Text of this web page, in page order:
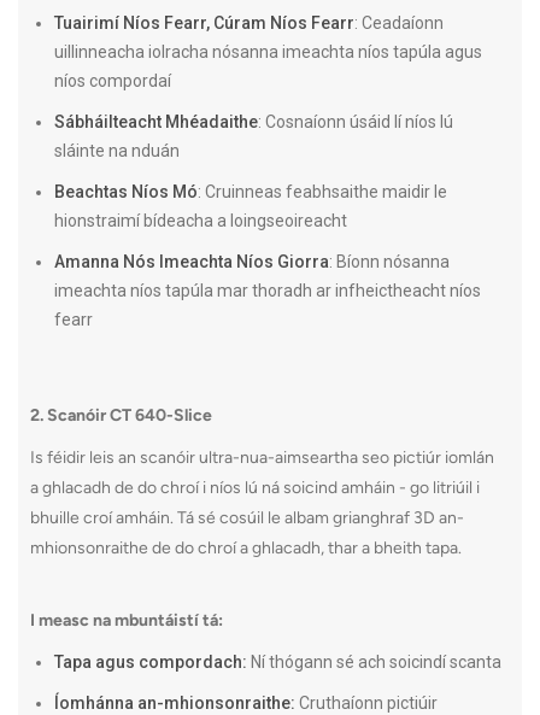
Tuairimí Níos Fearr, Cúram Níos Fearr: Ceadaíonn
uillinneacha iolracha nósanna imeachta níos tapúla agus
níos compordaí
Sábháilteacht Mhéadaithe: Cosnaíonn úsáid lí níos lú
sláinte na nduán
Beachtas Níos Mó: Cruinneas feabhsaithe maidir le
hionstraimí bídeacha a loingseoireacht
Amanna Nós Imeachta Níos Giorra: Bíonn nósanna
imeachta níos tapúla mar thoradh ar infheictheacht níos
fearr
2. Scanóir CT 640-Slice
Is féidir leis an scanóir ultra-nua-aimseartha seo pictiúr iomlán
a ghlacadh de do chroí i níos lú ná soicind amháin - go litriúil i
bhuille croí amháin. Tá sé cosúil le albam grianghraf 3D an-
mhionsonraithe de do chroí a ghlacadh, thar a bheith tapa.
I measc na mbuntáistí tá:
Tapa agus compordach: Ní thógann sé ach soicindí scanta
Íomhánna an-mhionsonraithe: Cruthaíonn pictiúir